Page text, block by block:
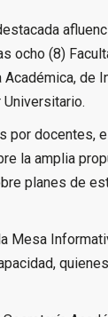
ocho (8)
de
por docentes,
la amplia
planes de
Mesa